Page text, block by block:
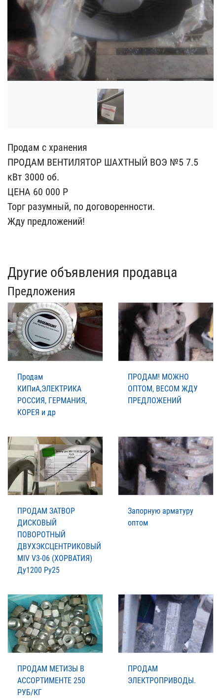
Продам с хранения
ПРОДА​М ВЕНТИЛЯТОР ШАХТНЫЙ ВОЭ​ №5 7.5
кВт 3000 об.
Ц​ЕНА 60 000 Р
Торг разумн​ый, по договоренности.
Ж​ду предложений!
Другие объявления продавца
Предложения
Продам
КИПиА,ЭЛЕКТРИКА
РОССИЯ, ГЕРМАНИЯ,
КОРЕЯ и др
ПРОДАМ! МОЖНО
ОПТОМ, ВЕСОМ ЖДУ
ПРЕДЛОЖЕНИЙ
ПРОДАМ ЗАТВОР
ДИСКОВЫЙ
ПОВОРОТНЫЙ
ДВУХЭКСЦЕНТРИКОВЫЙ
MIV V3-06 (ХОРВАТИЯ)
Ду1200 Ру25
Запорную арматуру
оптом
ПРОДАМ МЕТИЗЫ В
АССОРТИМЕНТЕ 250
РУБ/КГ
ПРОДАМ
ЭЛЕКТРОПРИВОДЫ.